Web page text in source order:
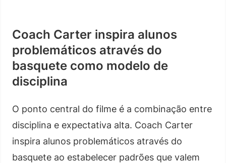
Coach Carter inspira alunos
problemáticos através do
basquete como modelo de
disciplina
O ponto central do filme é a combinação entre
disciplina e expectativa alta. Coach Carter
inspira alunos problemáticos através do
basquete ao estabelecer padrões que valem